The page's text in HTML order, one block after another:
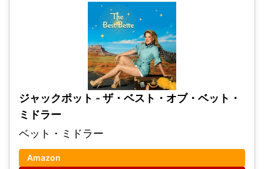
ジャックポット - ザ・ベスト・オブ・ベット・
ミドラー
ベット・ミドラー
Amazon